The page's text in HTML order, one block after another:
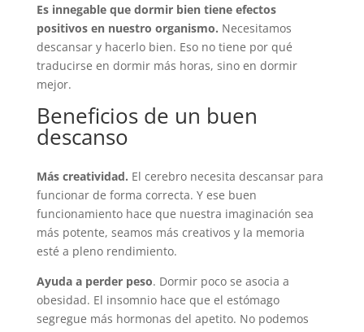
Es innegable que dormir bien tiene efectos
positivos en nuestro organismo. Necesitamos
descansar y hacerlo bien. Eso no tiene por qué
traducirse en dormir más horas, sino en dormir
mejor.
Beneficios de un buen
descanso
Más creatividad. El cerebro necesita descansar para
funcionar de forma correcta. Y ese buen
funcionamiento hace que nuestra imaginación sea
más potente, seamos más creativos y la memoria
esté a pleno rendimiento.
Ayuda a perder peso. Dormir poco se asocia a
obesidad. El insomnio hace que el estómago
segregue más hormonas del apetito. No podemos